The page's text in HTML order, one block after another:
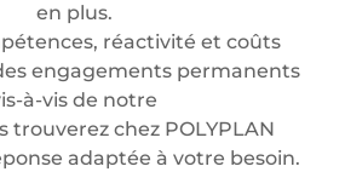
en plus.
réactivité et coûts
engagements permanents
à-vis de notre
trouverez chez POLYPLAN
adaptée à votre besoin.